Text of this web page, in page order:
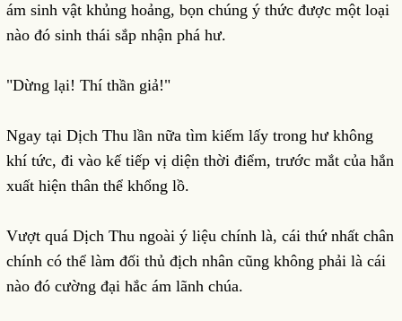
ám sinh vật khủng hoảng, bọn chúng ý thức được một loại
nào đó sinh thái sắp nhận phá hư.
"Dừng lại! Thí thần giả!"
Ngay tại Dịch Thu lần nữa tìm kiếm lấy trong hư không
khí tức, đi vào kế tiếp vị diện thời điểm, trước mắt của hắn
xuất hiện thân thể khổng lồ.
Vượt quá Dịch Thu ngoài ý liệu chính là, cái thứ nhất chân
chính có thể làm đối thủ địch nhân cũng không phải là cái
nào đó cường đại hắc ám lãnh chúa.